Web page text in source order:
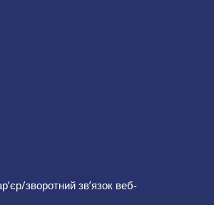
зворотний зв’язок веб-